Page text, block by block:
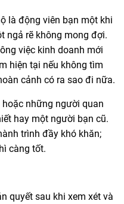
là động viên bạn một khi
ngả rẽ không mong đợi.
việc kinh doanh mới
hiện tại nếu không tìm
cảnh có ra sao đi nữa.
những người quan
hay một người bạn cũ.
trình đầy khó khăn;
càng tốt.
quyết sau khi xem xét và